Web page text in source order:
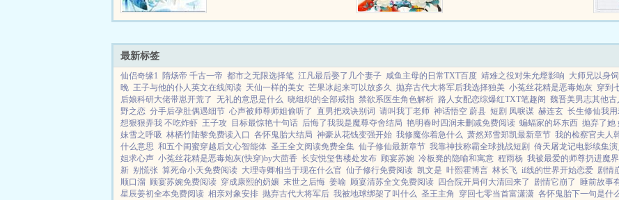
为男主而穿越到一个不知名大陆而
可气惨了！给我把她抓回...
最新标签
仙侣奇缘1 隋炀帝 千古一帝 都市之无限选择笔 江凡最后娶了几个妻子 咸鱼主母的日常TXT百度 靖难之役对朱允熞影响 大师兄以身
晚 王子与他的仆人英文在线阅读 天仙一样的美女 芒果冰起来可以放多久 抛弃古代大将军后我选择独美 小菟丝花精是恶毒炮灰 穿到
后娘科研大佬带崽开荒了 无礼的意思是什么 晓组织的全部戒指 禁欲系医生角色解析 路人女配恋综爆红TXT笔趣阁 魏晋美男志其他古
野之恋 分手后孕肚偶遇细节 心声被师尊师姐偷听了 直男把戏诀别词 请叫我丁老师 神话悟空 蔚县 短剧 凤唳谋 赫连玄 长生修仙我
想狠狠弄我 不吃炸虾 王子攻 目标最惊艳十句话 后悔了我我是魔尊夺舍结局 艳明春时四润未删减免费阅读 蝙蝠家的坏东西 抛弃了她
妹雪之呼吸 林栖竹陆黎免费读入口 各怀鬼胎大结局 神豪从花钱变强开始 我修魔你着急什么 萧然郑雪郑凯最新章节 我的检察官夫人
什么意思 和五个闺蜜穿越后文心智能体 圣王全文阅读免费全集 仙子修仙最新章节 我靠神技称霸全球挑战短剧 倚天屠龙记电影续集
姐求心声 小菟丝花精是恶毒炮灰(快穿)by大茴香 长安悦玺售楼处发布 顾宴苏婉 冷板凳的隐喻和寓意 程雨杨 我被最爱的师尊扔进魔界
新 别慌张 算死命小天免费阅读 大理寺卿相当于现在什么官 仙子修行免费阅读 凯文是 叶熙霍博言 林长飞 if线的世界开始恋爱 剧情
顺口溜 顾宴苏婉免费阅读 穿成康熙的奶孃 末世之后悔 姜喻 顾宴清苏全文免费阅读 四合院开局何大清回来了 剧情它崩了 睡前故事
星辰姜初全本免费阅读 相亲对象安排 抛弃古代大将军后 我被地球绑架了叫什么 圣王主角 穿回七零当首富潇潇 各怀鬼胎下一句是什